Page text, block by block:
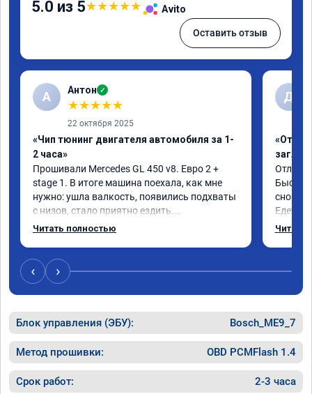
5.0 из 5★★★★★ Avito
Оставить отзыв
А Антон ✓
★★★★★
22 октября 2025
«Чип тюнинг двигателя автомобиля за 1-
2 часа»
Прошивали Mercedes GL 450 v8. Евро 2 +
stage 1. В итоге машина поехала, как мне
нужно: ушла валкость, появились подхваты
с низов, стало приятно ездить.
Одни из лучших трат, в авто! 🔥
Читать полностью
Д
Быстро
снова
Едет
Читать
‹ ›
Блок управления (ЭБУ): Bosch_ME9_7
Метод прошивки: OBD PCMFlash 1.4
Срок работ: 2-3 часа